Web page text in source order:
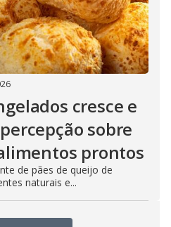
cresce e
sobre
prontos
de pães de queijo de
naturais e...